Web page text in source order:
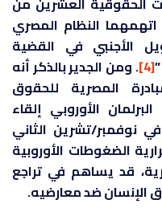
النظام المصري
الأجنبي في القضية
[4] . ومن الجدير بالذكر أنه
المصرية للحقوق
الأوروبي إلقاء
فيها في نوفمبر/تشرين الثاني
الضغوطات الأوروبية
قد يساهم في تراجع
الإنسان ضد معارضيه.